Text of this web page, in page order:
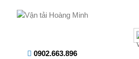
0902.663.896